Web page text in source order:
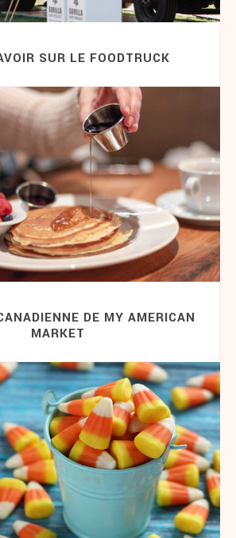
SUR LE FOODTRUCK
DE MY AMERICAN
MARKET